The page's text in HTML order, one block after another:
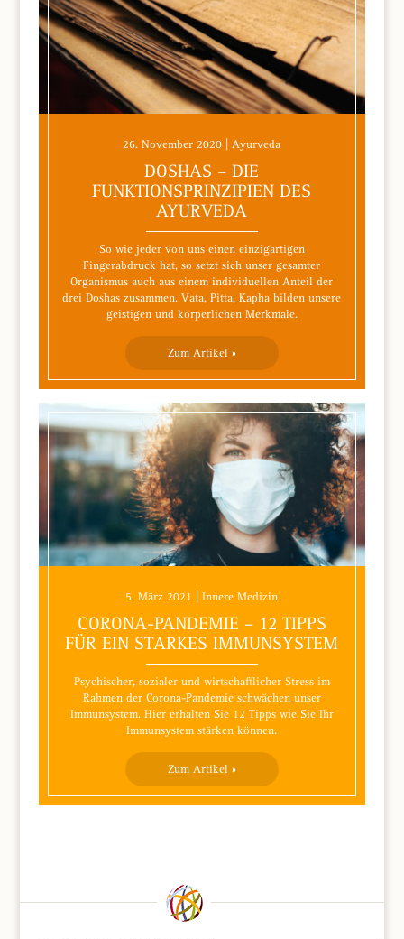
26. November 2020 | Ayurveda
DOSHAS – DIE
FUNKTIONSPRINZIPIEN DES
AYURVEDA
So wie jeder von uns einen einzigartigen
Fingerabdruck hat, so setzt sich unser gesamter
Organismus auch aus einem individuellen Anteil der
drei Doshas zusammen. Vata, Pitta, Kapha bilden unsere
geistigen und körperlichen Merkmale.
Zum Artikel »
5. März 2021 | Innere Medizin
CORONA-PANDEMIE – 12 TIPPS
FÜR EIN STARKES IMMUNSYSTEM
Psychischer, sozialer und wirtschaftlicher Stress im
Rahmen der Corona-Pandemie schwächen unser
Immunsystem. Hier erhalten Sie 12 Tipps wie Sie Ihr
Immunsystem stärken können.
Zum Artikel »